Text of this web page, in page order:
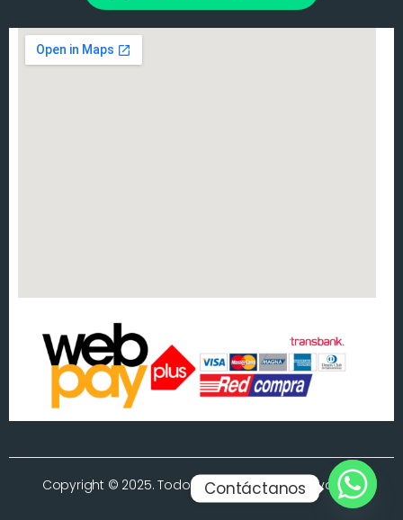
Copyright © 2025. Todos los derechos reservados.
Contáctanos